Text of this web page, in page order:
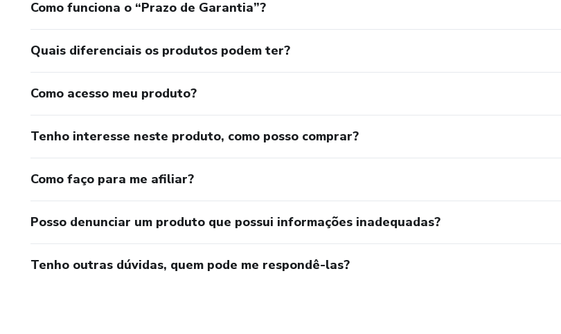
Como funciona o “Prazo de Garantia”?
Quais diferenciais os produtos podem ter?
Como acesso meu produto?
Tenho interesse neste produto, como posso comprar?
Como faço para me afiliar?
Posso denunciar um produto que possui informações inadequadas?
Tenho outras dúvidas, quem pode me respondê-las?